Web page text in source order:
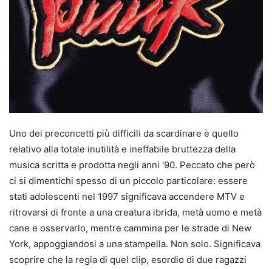
Uno dei preconcetti più difficili da scardinare è quello
relativo alla totale inutilità e ineffabile bruttezza della
musica scritta e prodotta negli anni ‘90. Peccato che però
ci si dimentichi spesso di un piccolo particolare: essere
stati adolescenti nel 1997 significava accendere MTV e
ritrovarsi di fronte a una creatura ibrida, metà uomo e metà
cane e osservarlo, mentre cammina per le strade di New
York, appoggiandosi a una stampella. Non solo. Significava
scoprire che la regia di quel clip, esordio di due ragazzi